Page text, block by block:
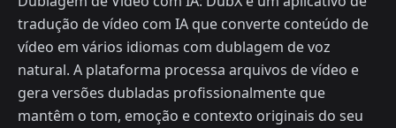
tradução de vídeo com IA que converte conteúdo de
vídeo em vários idiomas com dublagem de voz
natural. A plataforma processa arquivos de vídeo e
gera versões dubladas profissionalmente que
mantêm o tom, emoção e contexto originais do seu